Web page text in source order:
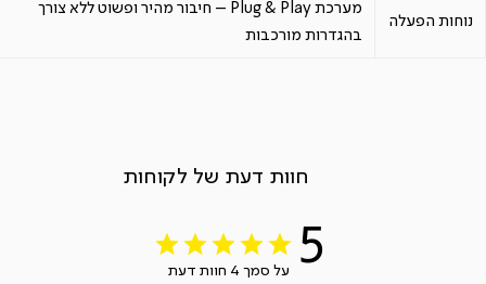
נוחות הפעלה
מערכת Plug & Play – חיבור מהיר ופשוט ללא צורך
בהגדרות מורכבות
חוות דעת של לקוחות
5 על סמך 4 חוות דעת